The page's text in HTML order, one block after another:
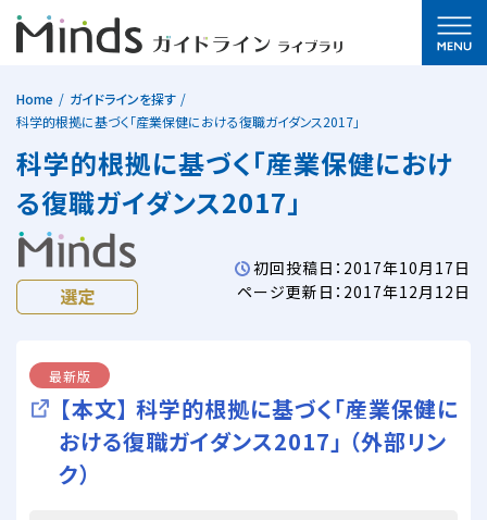
Home
ガイドラインを探す
科学的根拠に基づく「産業保健における復職ガイダンス2017」
科学的根拠に基づく「産業保健におけ
る復職ガイダンス2017」
初回投稿日：2017年10月17日
ページ更新日：2017年12月12日
最新版
【本文】 科学的根拠に基づく「産業保健に
おける復職ガイダンス2017」 （外部リン
ク）